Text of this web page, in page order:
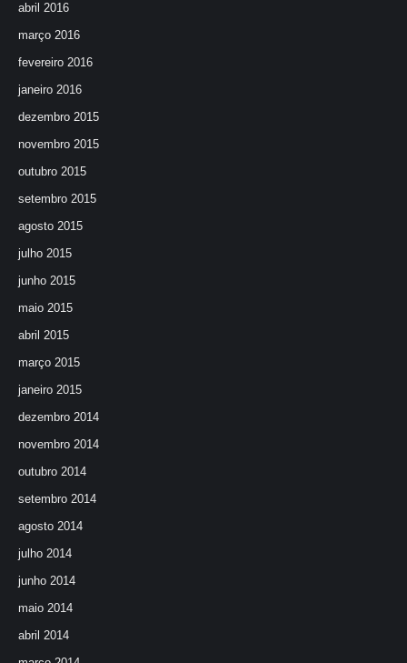
abril 2016
março 2016
fevereiro 2016
janeiro 2016
dezembro 2015
novembro 2015
outubro 2015
setembro 2015
agosto 2015
julho 2015
junho 2015
maio 2015
abril 2015
março 2015
janeiro 2015
dezembro 2014
novembro 2014
outubro 2014
setembro 2014
agosto 2014
julho 2014
junho 2014
maio 2014
abril 2014